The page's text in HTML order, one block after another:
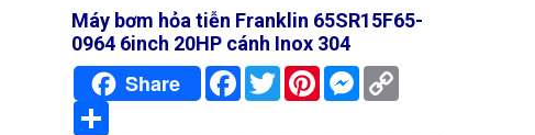
Máy bơm hỏa tiễn Franklin 65SR15F65-
0964 6inch 20HP cánh Inox 304
Share FacebookTwitterPinterestMessenger